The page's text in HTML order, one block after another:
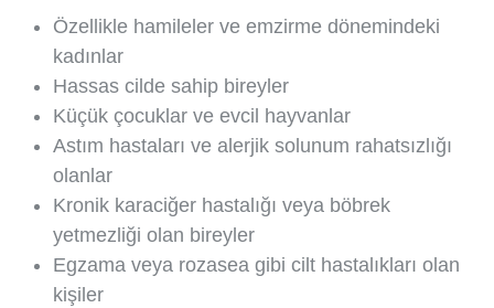
Özellikle hamileler ve emzirme dönemindeki
kadınlar
Hassas cilde sahip bireyler
Küçük çocuklar ve evcil hayvanlar
Astım hastaları ve alerjik solunum rahatsızlığı
olanlar
Kronik karaciğer hastalığı veya böbrek
yetmezliği olan bireyler
Egzama veya rozasea gibi cilt hastalıkları olan
kişiler